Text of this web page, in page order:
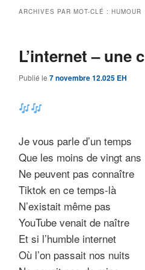
ARCHIVES PAR MOT-CLÉ : HUMOUR
L’internet – une
Publié le 7 novembre 12.025 EH
Je vous parle d’un temps
Que les moins de vingt ans
Ne peuvent pas connaître
Tiktok en ce temps-là
N’existait même pas
YouTube venait de naître
Et si l’humble internet
Où l’on passait nos nuits